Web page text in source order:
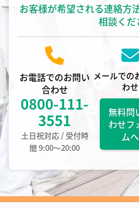
お客様が希望される連絡方
相談くだ
お電話でのお問い
合わせ
0800-111-
3551
土日祝対応 / 受付時
間 9:00〜20:00
メールでの
わせ
無料問
わせフ
ムへ